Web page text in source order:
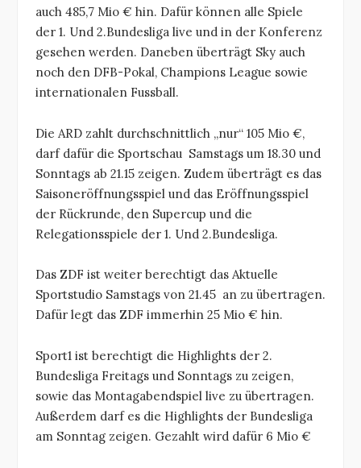
auch 485,7 Mio € hin. Dafür können alle Spiele
der 1. Und 2.Bundesliga live und in der Konferenz
gesehen werden. Daneben überträgt Sky auch
noch den DFB-Pokal, Champions League sowie
internationalen Fussball.
Die ARD zahlt durchschnittlich „nur“ 105 Mio €,
darf dafür die Sportschau Samstags um 18.30 und
Sonntags ab 21.15 zeigen. Zudem überträgt es das
Saisoneröffnungsspiel und das Eröffnungsspiel
der Rückrunde, den Supercup und die
Relegationsspiele der 1. Und 2.Bundesliga.
Das ZDF ist weiter berechtigt das Aktuelle
Sportstudio Samstags von 21.45 an zu übertragen.
Dafür legt das ZDF immerhin 25 Mio € hin.
Sport1 ist berechtigt die Highlights der 2.
Bundesliga Freitags und Sonntags zu zeigen,
sowie das Montagabendspiel live zu übertragen.
Außerdem darf es die Highlights der Bundesliga
am Sonntag zeigen. Gezahlt wird dafür 6 Mio €